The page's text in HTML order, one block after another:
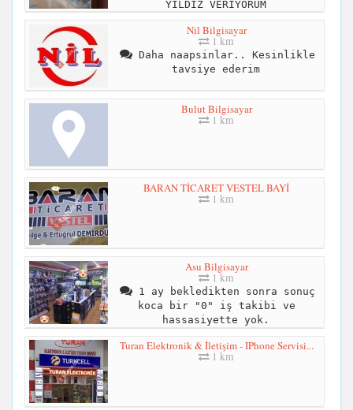
YILDIZ VERİYORUM
Nil Bilgisayar
1 km
Daha naapsinlar.. Kesinlikle
tavsiye ederim
Bulut Bilgisayar
1 km
BARAN TİCARET VESTEL BAYİ
1 km
Asu Bilgisayar
1 km
1 ay bekledikten sonra sonuç
koca bir "0" iş takibi ve
hassasiyette yok.
Turan Elektronik & İletişim - IPhone Servisi...
1 km